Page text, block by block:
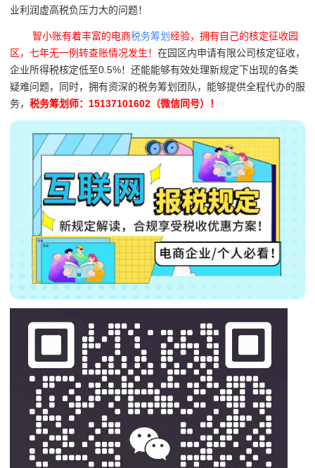
业利润虚高税负压力大的问题！
智小账有着丰富的电商税务筹划 经验，拥有自己的核定征收园
区，七年无一例转查账情况发生！ 在园区内申请有限公司核定征收，
企业所得税核定低至0.5%！还能能够有效处理新规定下出现的各类
疑难问题，同时，拥有资深的税务筹划团队，能够提供全程代办的服
务， 税务筹划师：15137101602（微信同号）！